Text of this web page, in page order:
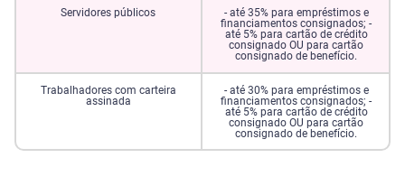
Servidores públicos
- até 35% para empréstimos e
financiamentos consignados; -
até 5% para cartão de crédito
consignado OU para cartão
consignado de benefício.
Trabalhadores com carteira
assinada
- até 30% para empréstimos e
financiamentos consignados; -
até 5% para cartão de crédito
consignado OU para cartão
consignado de benefício.